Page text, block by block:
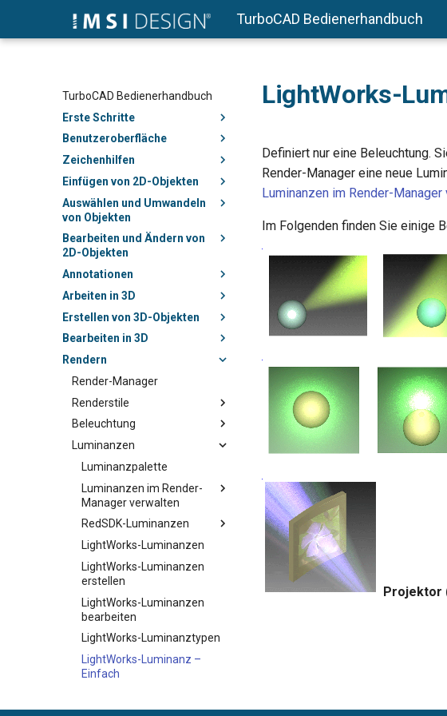
TurboCAD Bedienerhandbuch
TurboCAD Bedienerhandbuch
Erste Schritte
Benutzeroberfläche
Zeichenhilfen
Einfügen von 2D-Objekten
Auswählen und Umwandeln
von Objekten
Bearbeiten und Ändern von
2D-Objekten
Annotationen
Arbeiten in 3D
Erstellen von 3D-Objekten
Bearbeiten in 3D
Rendern
Render-Manager
Renderstile
Beleuchtung
Luminanzen
Luminanzpalette
Luminanzen im Render-
Manager verwalten
RedSDK-Luminanzen
LightWorks-Luminanzen
LightWorks-Luminanzen
erstellen
LightWorks-Luminanzen
bearbeiten
LightWorks-Luminanztypen
LightWorks-Luminanz –
Einfach
Komplex
LightWorks-
Definiert nur eine Beleuchtung.
Render-Manager eine neue
Luminanzen im Render-Manager
Im Folgenden finden Sie einige
Projektor